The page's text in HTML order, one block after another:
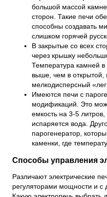
большой массой
сторон. Такие печи
способны создавать
слишком горячей
В закрытые со всех
через крышку
Температура камней в
выше, чем в открытой,
мелкодисперсный
Имеются печи с
модификаций. Это
емкость на 3-5
испаряется вода.
парогенератор,
каменки, где
Способы управления
Различаютэлектрические
регуляторами мощности и с